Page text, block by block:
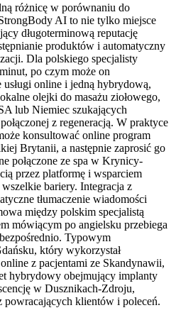
różnicę w porównaniu do
AI to nie tylko miejsce
długoterminową reputację
produktów i automatyczny
Dla polskiego specjalisty
po czym może on
online i jedną hybrydową,
olejki do masażu ziołowego,
lub Niemiec szukających
z regeneracją. W praktyce
konsultować online program
Brytanii, a następnie zaprosić go
połączone ze spa w Krynicy-
przez platformę i wsparciem
bariery. Integracja z
tłumaczenie wiadomości
między polskim specjalistą
mówiącym po angielsku przebiega
Typowym
który wykorzystał
z pacjentami ze Skandynawii,
hybrydowy obejmujący implanty
w Dusznikach-Zdroju,
powracających klientów i poleceń.